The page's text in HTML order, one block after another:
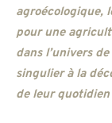
agroécologique,
pour une
dans l’univers
singulier à la
de leur